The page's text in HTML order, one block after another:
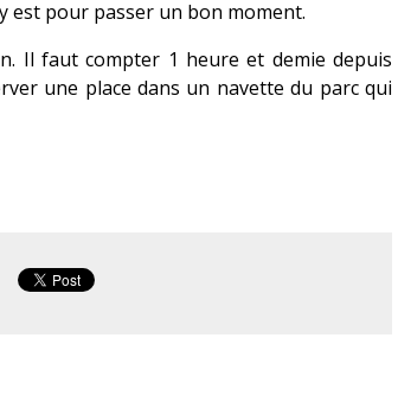
est pour passer un bon moment.
Il faut compter 1 heure et demie depuis
une place dans un navette du parc qui
SUR XBOX ONE OU PS4